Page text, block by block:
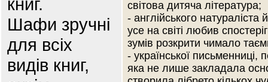
Шафи зручні
для всіх
видів книг,
світова дитяча література;
- англійського
усе на світі любив
зумів розкрити чимало
- української письменниці,
яка не лише закладала